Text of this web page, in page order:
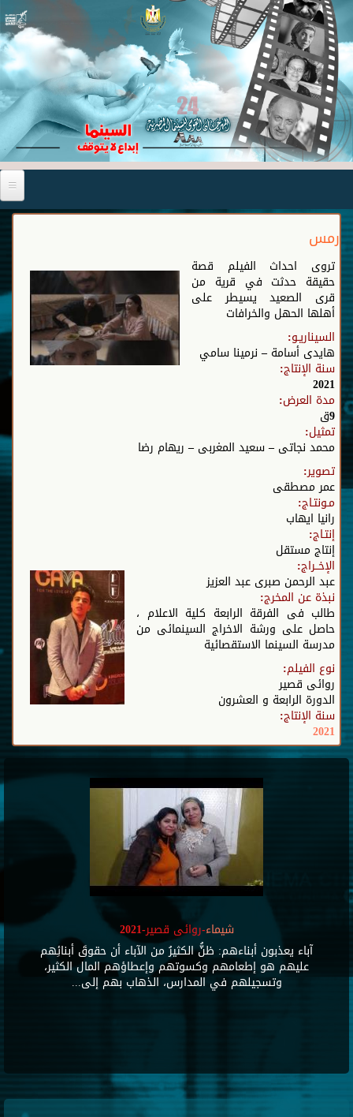
رمس
تروى احداث الفيلم قصة
حقيقة حدثت في قرية من
قرى الصعيد يسيطر على
أهلها الحهل والخرافات
السيناريـو:
هايدى أسامة – نرمينا سامي
سنة الإنتاج:
2021
مدة العرض:
9ق
تمثيل:
محمد نجاتى – سعيد المغربى – ريهام رضا
تصوير:
عمر مصطقى
مـونتـاج:
رانيا ايهاب
إنتـاج:
إنتاج مستقل
الإخــراج:
عبد الرحمن صبرى عبد العزيز
نبذة عن المخرج:
طالب فى الفرقة الرابعة كلية الاعلام ،
حاصل على ورشة الاخراج السينمائى من
مدرسة السينما الاستقصائية
نوع الفيلم:
روائى قصير
الدورة الرابعة و العشرون
سنة الإنتاج:
2021
شيماء-روائى قصير-2021
آباء يعذبون أبناءهم: ظنُّ الكثيرُ من الآباء أن حقوقَ أبنائِهم
عليهم هو إطعامهم وكسوتهم وإعطاؤهم المال الكثير،
وتسجيلهم في المدارس، الذهاب بهم إلى...